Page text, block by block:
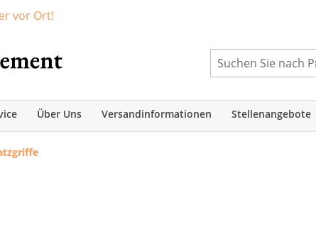
springen
vor Ort!
das Dropdown der Kategorie Shop
Über Uns Versandinformationen Stellenangebote